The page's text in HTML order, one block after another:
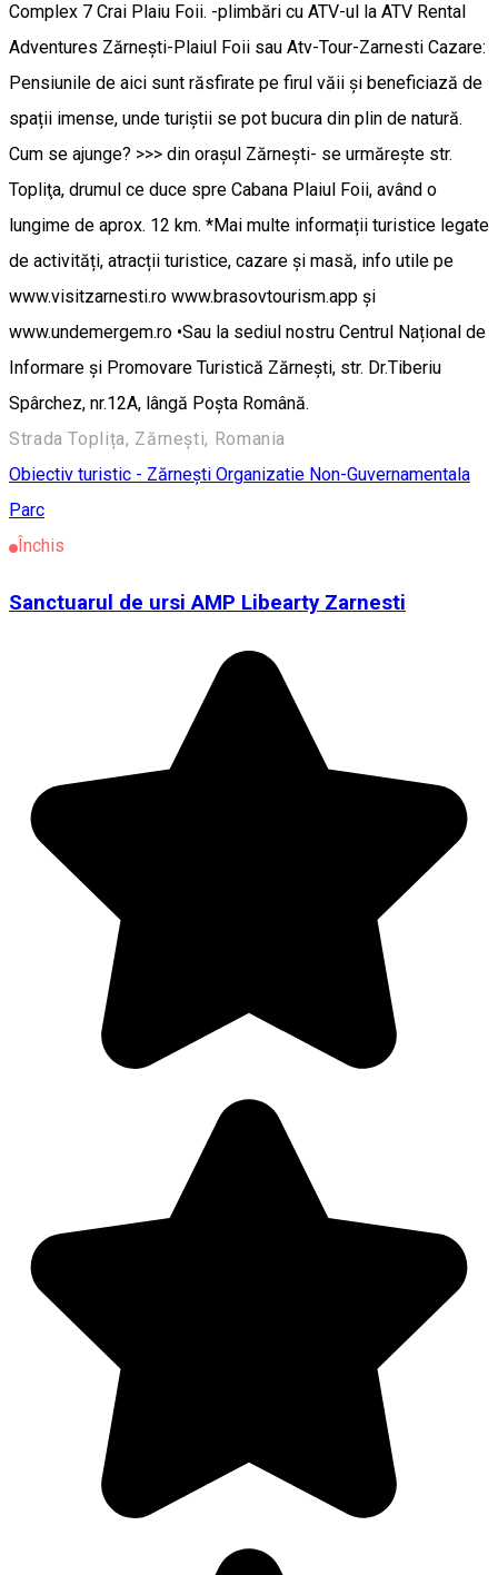
Complex 7 Crai Plaiu Foii. -plimbări cu ATV-ul la ATV Rental
Adventures Zărnești-Plaiul Foii sau Atv-Tour-Zarnesti Cazare:
Pensiunile de aici sunt răsfirate pe firul văii şi beneficiază de
spații imense, unde turiştii se pot bucura din plin de natură.
Cum se ajunge? >>> din oraşul Zărneşti- se urmăreşte str.
Topliţa, drumul ce duce spre Cabana Plaiul Foii, având o
lungime de aprox. 12 km. *Mai multe informații turistice legate
de activități, atracții turistice, cazare şi masă, info utile pe
www.visitzarnesti.ro www.brasovtourism.app şi
www.undemergem.ro •Sau la sediul nostru Centrul Național de
Informare şi Promovare Turistică Zărneşti, str. Dr.Tiberiu
Spârchez, nr.12A, lângă Poşta Română.
Strada Toplița, Zărnești, Romania
Obiectiv turistic - Zărnești Organizatie Non-Guvernamentala
Parc
Închis
Sanctuarul de ursi AMP Libearty Zarnesti